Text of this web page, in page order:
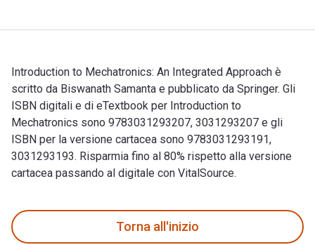
Introduction to Mechatronics: An Integrated Approach è
scritto da Biswanath Samanta e pubblicato da Springer. Gli
ISBN digitali e di eTextbook per Introduction to
Mechatronics sono 9783031293207, 3031293207 e gli
ISBN per la versione cartacea sono 9783031293191,
3031293193. Risparmia fino al 80% rispetto alla versione
cartacea passando al digitale con VitalSource.
Torna all'inizio